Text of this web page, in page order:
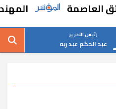
المهندس
رئيس التحرير
عبد الحكم عبد ربه